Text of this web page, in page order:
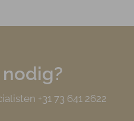
+31 73 641 2622